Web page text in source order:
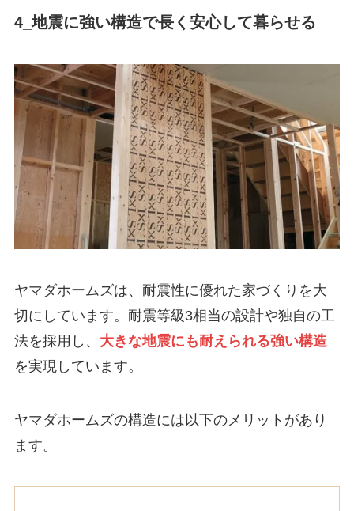
4_地震に強い構造で長く安心して暮らせる
ヤマダホームズは、耐震性に優れた家づくりを大
切にしています。耐震等級3相当の設計や独自の工
法を採用し、 大きな地震にも耐えられる強い構造
を実現しています。
ヤマダホームズの構造には以下のメリットがあり
ます。